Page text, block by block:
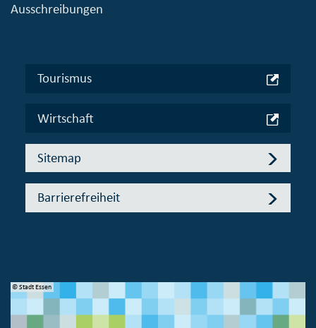
Ausschreibungen
Tourismus
Wirtschaft
Sitemap
Barrierefreiheit
© Stadt Essen